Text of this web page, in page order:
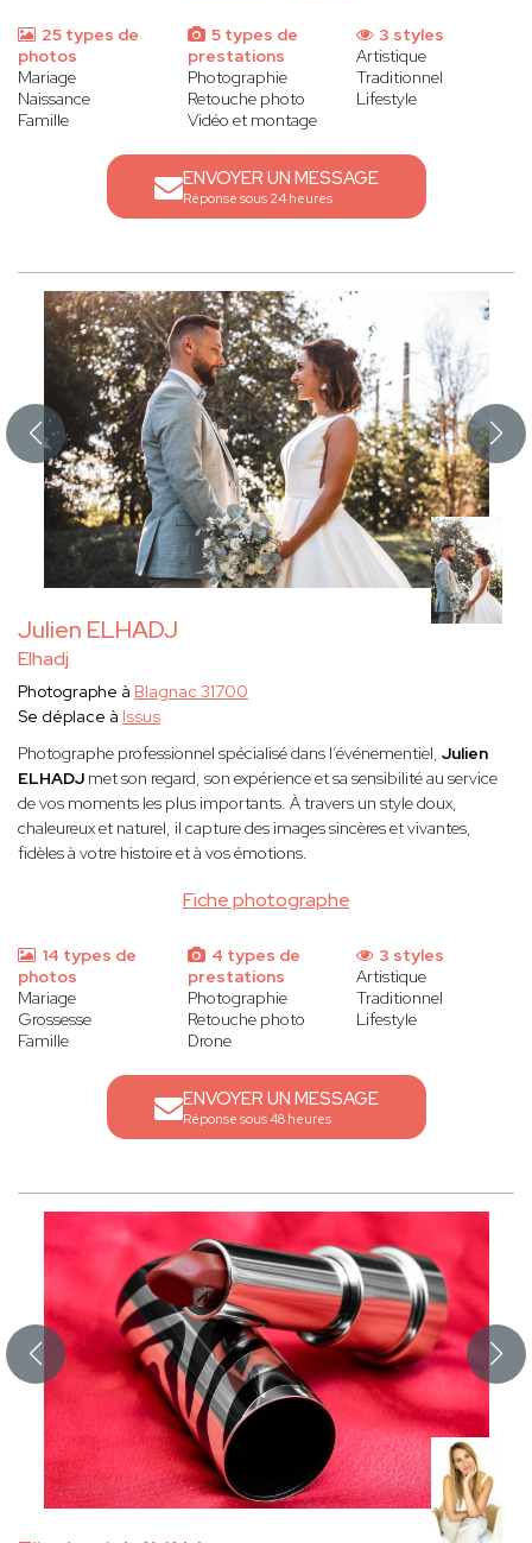
25 types de
photos
Mariage
Naissance
Famille
5 types de
prestations
Photographie
Retouche photo
Vidéo et montage
3 styles
Artistique
Traditionnel
Lifestyle
ENVOYER UN MESSAGE
Réponse sous 24 heures
Julien ELHADJ
Elhadj
Fiche photographe
Photographe à Blagnac 31700
Se déplace à Issus
Photographe professionnel spécialisé dans l’événementiel, Julien
ELHADJ met son regard, son expérience et sa sensibilité au service
de vos moments les plus importants. À travers un style doux,
chaleureux et naturel, il capture des images sincères et vivantes,
fidèles à votre histoire et à vos émotions.
14 types de
photos
Mariage
Grossesse
Famille
4 types de
prestations
Photographie
Retouche photo
Drone
3 styles
Artistique
Traditionnel
Lifestyle
ENVOYER UN MESSAGE
Réponse sous 48 heures